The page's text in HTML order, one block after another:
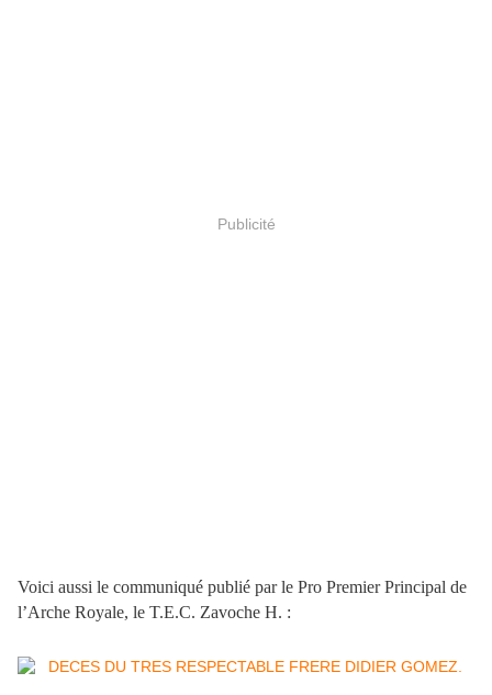
Publicité
Voici aussi le communiqué publié par le Pro Premier Principal de
l’Arche Royale, le T.E.C. Zavoche H. :